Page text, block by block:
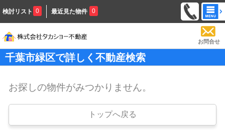
検討リスト 0 最近見た物件 0
お問合せ
千葉市緑区で詳しく不動産検索
お探しの物件がみつかりません。
トップへ戻る